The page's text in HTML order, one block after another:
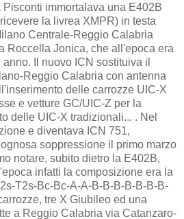
immortalava una E402B
la livrea XMPR) in testa
Centrale-Reggio Calabria
Roccella Jonica, che all'epoca era
Il nuovo ICN sostituiva il
Reggio Calabria con antenna
delle carrozze UIC-X
e vetture GC/UIC-Z per la
delle UIC-X tradizionali... . Nel
e diventava ICN 751,
soppressione il primo marzo
notare, subito dietro la E402B,
infatti la composizione era la
T2s-Bc-Bc-A-A-B-B-B-B-B-B-B-
tre X Giubileo ed una
a Reggio Calabria via Catanzaro-